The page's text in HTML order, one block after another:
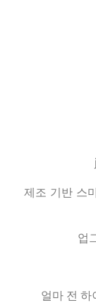
제조 기반 스
업
얼마 전 하